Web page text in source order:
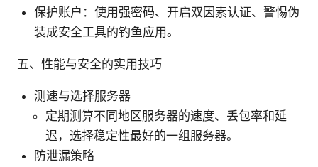
保护账户：使用强密码、开启双因素认证、警惕伪
装成安全工具的钓鱼应用。
五、性能与安全的实用技巧
测速与选择服务器
定期测算不同地区服务器的速度、丢包率和延
迟，选择稳定性最好的一组服务器。
防泄漏策略